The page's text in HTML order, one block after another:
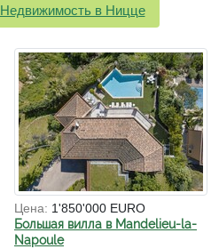
Недвижимость в Ницце
Цена: 1'850'000 EURO
Большая вилла в Mandelieu-la-
Napoule